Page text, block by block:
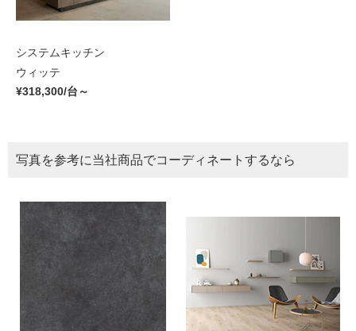
システムキッチン
ウィッテ
¥318,300/台～
写真を参考に当社商品でコーディネートするなら